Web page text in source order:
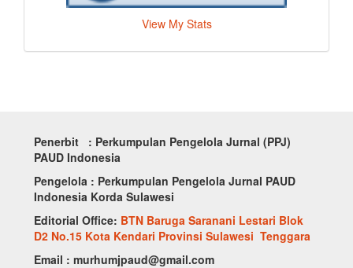
View My Stats
Penerbit : Perkumpulan Pengelola Jurnal (PPJ)
PAUD Indonesia
Pengelola : Perkumpulan Pengelola Jurnal PAUD
Indonesia Korda Sulawesi
Editorial Office: BTN Baruga Saranani Lestari Blok
D2 No.15 Kota Kendari Provinsi Sulawesi Tenggara
Email : murhumjpaud@gmail.com